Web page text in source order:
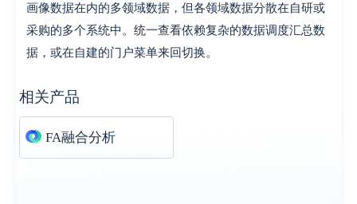
画像数据在内的多领域数据，但各领域数据分散在自研或
采购的多个系统中。统一查看依赖复杂的数据调度汇总数
据，或在自建的门户菜单来回切换。
相关产品
FA融合分析